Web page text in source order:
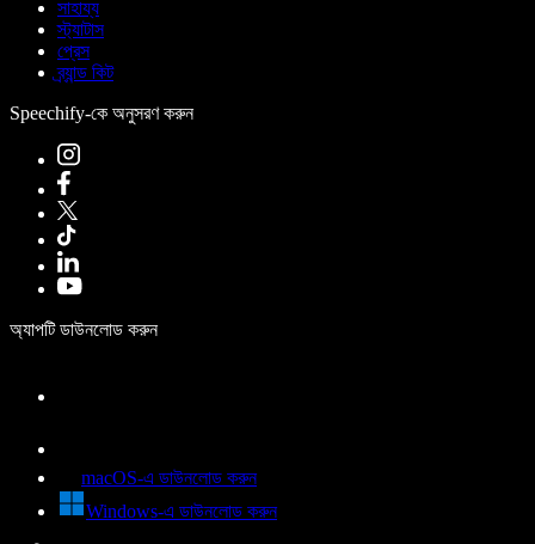
সাহায্য
স্ট্যাটাস
প্রেস
ব্র্যান্ড কিট
Speechify-কে অনুসরণ করুন
অ্যাপটি ডাউনলোড করুন
macOS-এ ডাউনলোড করুন
Windows-এ ডাউনলোড করুন